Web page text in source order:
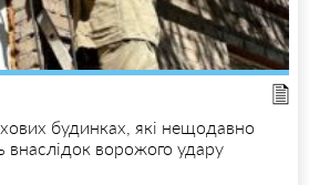
будинках, які нещодавно
ворожого удару